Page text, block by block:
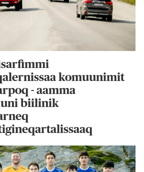
komuunimit
- aamma
biilinik